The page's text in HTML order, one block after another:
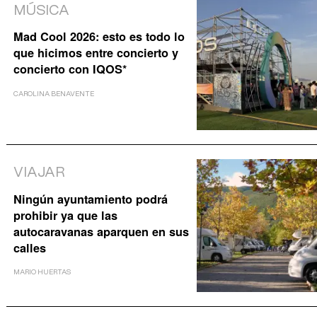
MÚSICA
Mad Cool 2026: esto es todo lo
que hicimos entre concierto y
concierto con IQOS*
CAROLINA BENAVENTE
VIAJAR
Ningún ayuntamiento podrá
prohibir ya que las
autocaravanas aparquen en sus
calles
MARIO HUERTAS